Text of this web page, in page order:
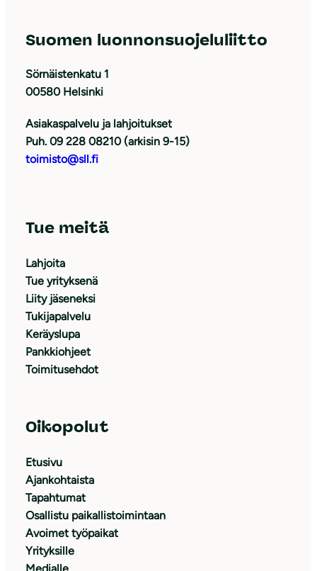
Suomen luonnonsuojeluliitto
Sörnäistenkatu 1
00580 Helsinki
Asiakaspalvelu ja lahjoitukset
Puh. 09 228 08210 (arkisin 9-15)
toimisto@sll.fi
Tue meitä
Lahjoita
Tue yrityksenä
Liity jäseneksi
Tukijapalvelu
Keräyslupa
Pankkiohjeet
Toimitusehdot
Oikopolut
Etusivu
Ajankohtaista
Tapahtumat
Osallistu paikallistoimintaan
Avoimet työpaikat
Yrityksille